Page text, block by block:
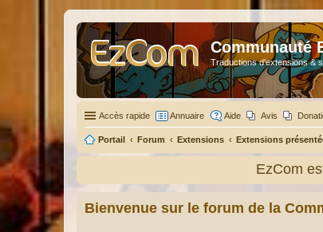
Communauté
Traductions d'extensions &
Accès rapide Annuaire Aide Avis
Portail Forum Extensions Extensions
EzCom
Bienvenue sur le forum de la